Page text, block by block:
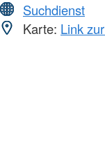
Suchdienst
Karte: Link